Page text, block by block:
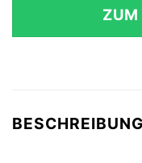
ZUM
BESCHREIBUNG